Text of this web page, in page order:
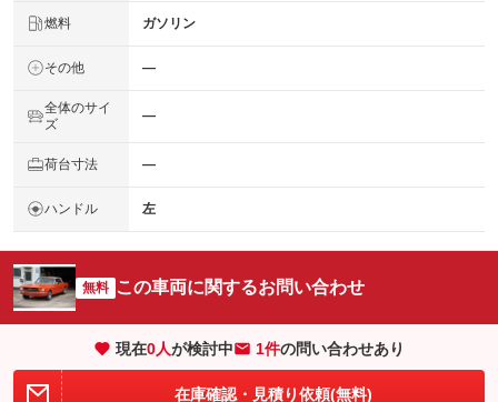
燃料 ガソリン
その他 ―
全体のサイ
ズ
―
荷台寸法 ―
ハンドル 左
無料 この車両に関するお問い合わせ
現在0人が検討中 1件の問い合わせあり
在庫確認・見積り依頼(無料)